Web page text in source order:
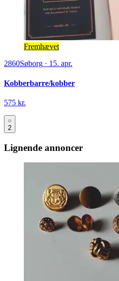
Fremhævet
2860Søborg · 15. apr.
Kobberbarre/kobber
575 kr.
2
Lignende annoncer